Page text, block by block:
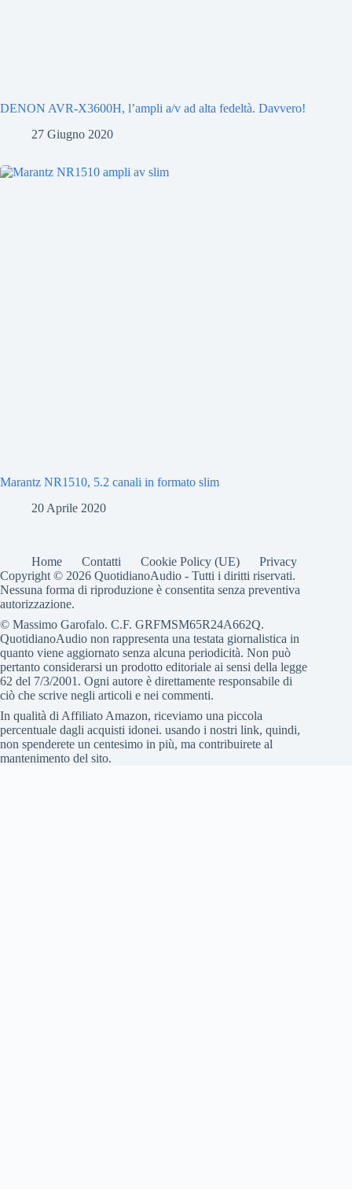
DENON AVR-X3600H, l’ampli a/v ad alta fedeltà. Davvero!
27 Giugno 2020
Marantz NR1510, 5.2 canali in formato slim
20 Aprile 2020
Home Contatti Cookie Policy (UE)
Privacy
Copyright © 2026 QuotidianoAudio - Tutti i diritti riservati.
Nessuna forma di riproduzione è consentita senza preventiva
autorizzazione.
© Massimo Garofalo. C.F. GRFMSM65R24A662Q.
QuotidianoAudio non rappresenta una testata giornalistica in
quanto viene aggiornato senza alcuna periodicità. Non può
pertanto considerarsi un prodotto editoriale ai sensi della legge
62 del 7/3/2001. Ogni autore è direttamente responsabile di
ciò che scrive negli articoli e nei commenti.
In qualità di Affiliato Amazon, riceviamo una piccola
percentuale dagli acquisti idonei. usando i nostri link, quindi,
non spenderete un centesimo in più, ma contribuirete al
mantenimento del sito.